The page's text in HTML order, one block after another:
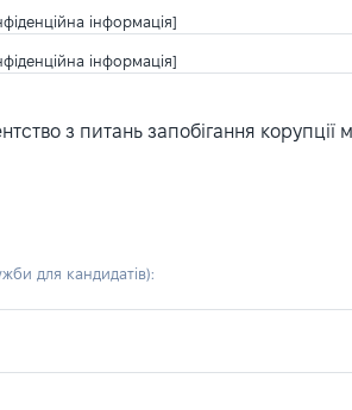
інформація]
інформація]
з питань запобігання
для кандидатів):